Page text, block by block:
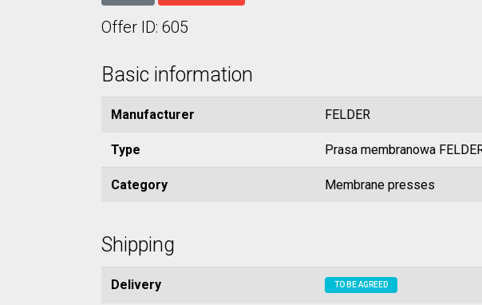
Offer ID: 605
Basic information
Manufacturer FELDER
Type Prasa membranowa
Category Membrane presses
Shipping
Delivery TO BE AGREED